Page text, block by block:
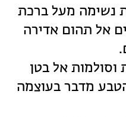
נשימה מעל ברכת
אל תהום אדירה
אל בטן
מדבר בעוצמה